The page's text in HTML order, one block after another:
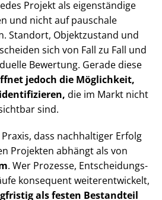
Projekt als eigenständige
und nicht auf pauschale
Standort, Objektzustand und
sich von Fall zu Fall und
Bewertung. Gerade diese
jedoch die Möglichkeit,
die im Markt nicht
sind.
dass nachhaltiger Erfolg
Projekten abhängt als von
. Wer Prozesse, Ent­schei­dungs­
konsequent wei­ter­ent­wi­ckelt,
als festen Bestandteil